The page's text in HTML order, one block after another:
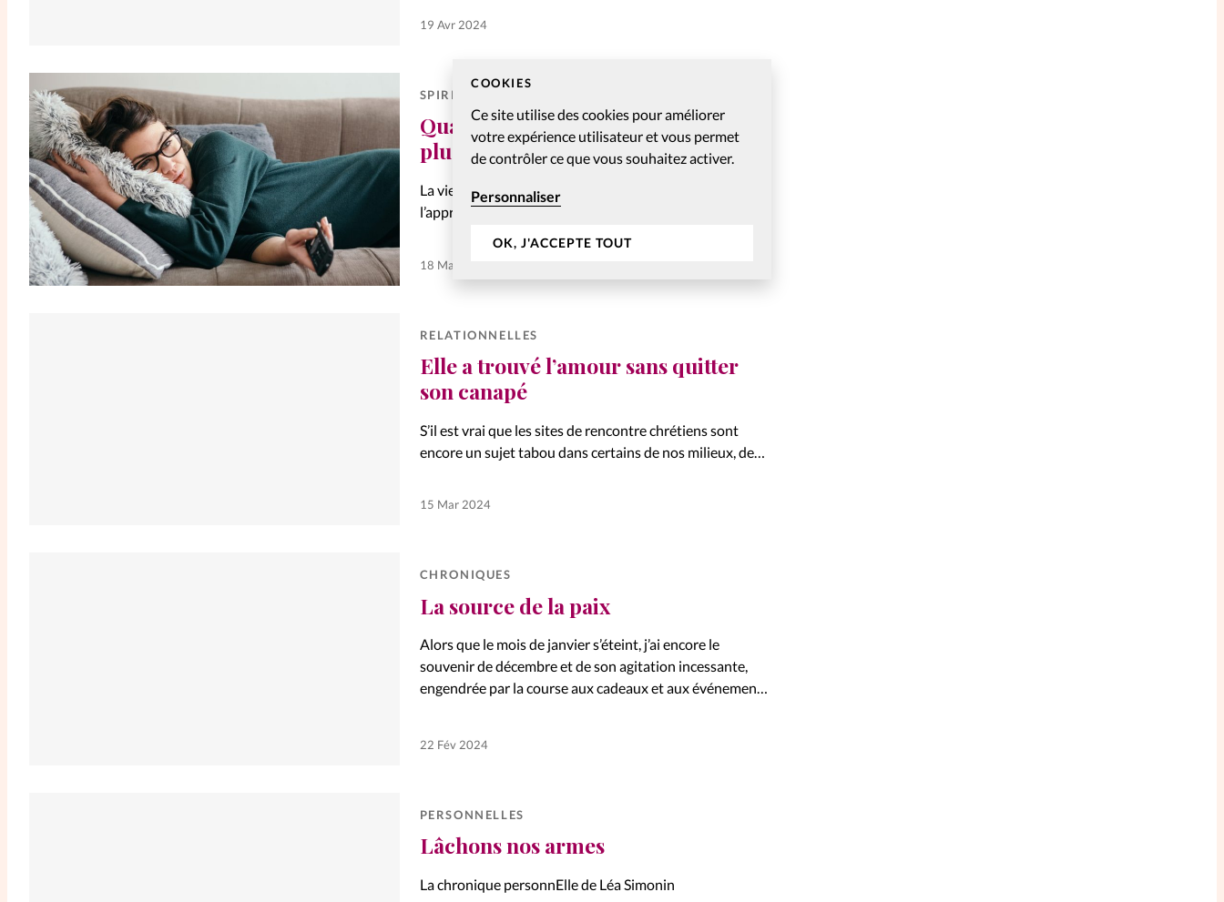
COOKIES
Ce site utilise des cookies pour améliorer
votre expérience utilisateur et vous permet
de contrôler ce que vous souhaitez activer.
Personnaliser
OK, J'ACCEPTE TOUT
19 Avr 2024
SPIRITUELLES
Quand ma foi rame et que je n’ai
plus envie de prier
La vie de foi n’est pas un long fleuve tranquille, on ne
l’apprend à personne. Cependant, il est possible d’agir
18 Mar 2024
RELATIONNELLES
Elle a trouvé l’amour sans quitter
son canapé
S’il est vrai que les sites de rencontre chrétiens sont
encore un sujet tabou dans certains de nos milieux, de
15 Mar 2024
CHRONIQUES
La source de la paix
Alors que le mois de janvier s’éteint, j’ai encore le
souvenir de décembre et de son agitation incessante,
engendrée par la course aux cadeaux et aux événements
22 Fév 2024
PERSONNELLES
Lâchons nos armes
La chronique personnElle de Léa Simonin